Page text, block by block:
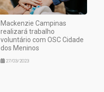
Mackenzie Campinas
realizará trabalho
voluntário com OSC Cidade
dos Meninos
27/03/2023